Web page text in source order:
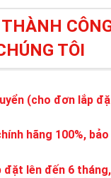
TÔI
(cho đơn lắp
hãng 100%,
đặt lên đến 6